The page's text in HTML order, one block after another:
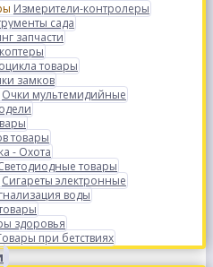
Измерители-контролеры
сада
запчасти
товары
замков
Очки мультемидийные
товары
- Охота
товары
Сигареты электронные
воды
здоровья
при бетствиях